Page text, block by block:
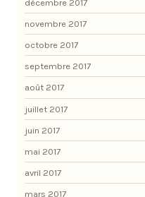
décembre 2017
novembre 2017
octobre 2017
septembre 2017
août 2017
juillet 2017
juin 2017
mai 2017
avril 2017
mars 2017